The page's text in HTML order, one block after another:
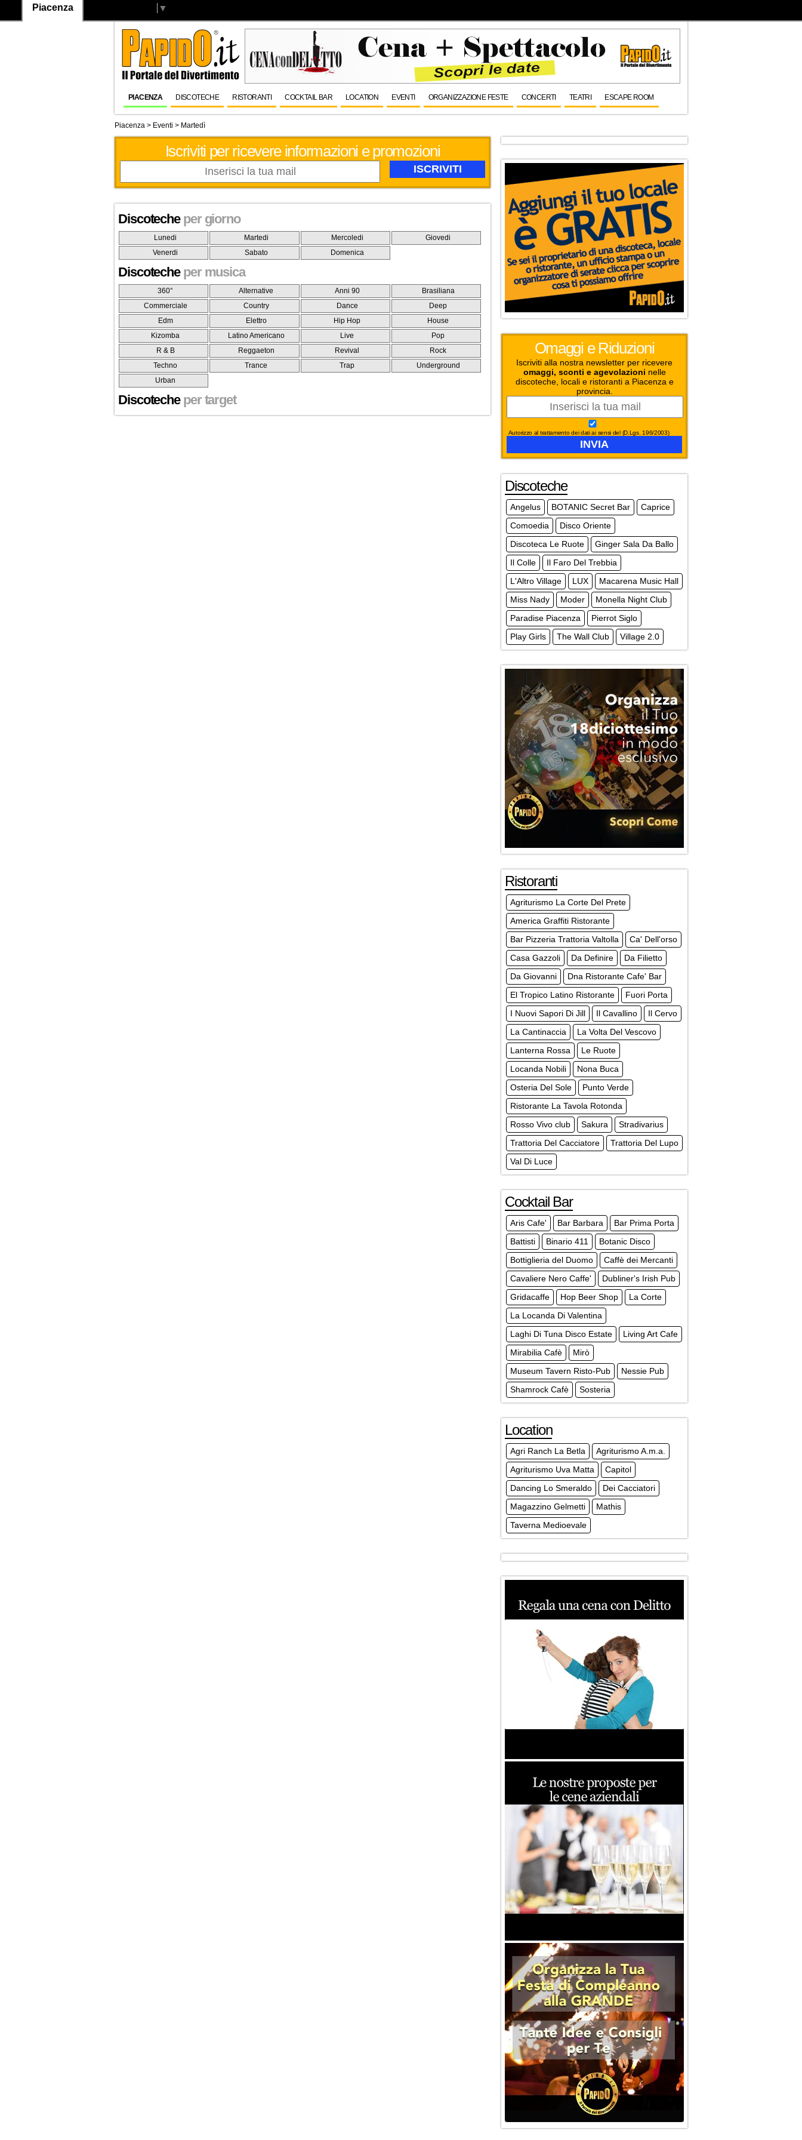
Piacenza ▼
PIACENZA DISCOTECHE RISTORANTI COCKTAIL BAR LOCATION EVENTI ORGANIZZAZIONE FESTE CONCERTI TEATRI ESCAPE ROOM
Piacenza > Eventi > Martedì
Iscriviti per ricevere informazioni e promozioni
Discoteche per giorno
Lunedi Martedi Mercoledi
Giovedi
Venerdi
Sabato Domenica
Discoteche per musica
360° Alternative Anni 90
Brasiliana
Commerciale
Country Dance
Deep
Edm
Elettro Hip Hop
House
Kizomba
Latino Americano Live
Pop
R & B
Reggaeton Revival
Rock
Techno
Trance Trap
Underground
Urban
Discoteche per target
Omaggi e Riduzioni
Iscriviti alla nostra newsletter per ricevere
omaggi, sconti e agevolazioni nelle
discoteche, locali e ristoranti a Piacenza e
provincia.
Autorizzo al trattamento dei dati ai sensi del (D.Lgs. 196/2003)
Discoteche
Angelus BOTANIC Secret Bar
Caprice
Comoedia
Disco Oriente
Discoteca Le Ruote
Ginger Sala Da Ballo
Il Colle
Il Faro Del Trebbia
L'Altro Village
LUX
Macarena Music Hall
Miss Nady
Moder
Monella Night Club
Paradise Piacenza
Pierrot Siglo
Play Girls
The Wall Club Village 2.0
Ristoranti
Agriturismo La Corte Del Prete
America Graffiti Ristorante
Bar Pizzeria Trattoria Valtolla
Ca' Dell'orso
Casa Gazzoli
Da Definire
Da Filietto
Da Giovanni
Dna Ristorante Cafe' Bar
El Tropico Latino Ristorante
Fuori Porta
I Nuovi Sapori Di Jill
Il Cavallino
Il Cervo
La Cantinaccia
La Volta Del Vescovo
Lanterna Rossa
Le Ruote
Locanda Nobili
Nona Buca
Osteria Del Sole
Punto Verde
Ristorante La Tavola Rotonda
Rosso Vivo club
Sakura
Stradivarius
Trattoria Del Cacciatore
Trattoria Del Lupo
Val Di Luce
Cocktail Bar
Aris Cafe' Bar Barbara
Bar Prima Porta
Battisti
Binario 411
Botanic Disco
Bottiglieria del Duomo
Caffè dei Mercanti
Cavaliere Nero Caffe'
Dubliner's Irish Pub
Gridacaffe
Hop Beer Shop
La Corte
La Locanda Di Valentina
Laghi Di Tuna Disco Estate
Living Art Cafe
Mirabilia Cafè
Mirò
Museum Tavern Risto-Pub
Nessie Pub
Shamrock Cafè
Sosteria
Location
Agri Ranch La Betla
Agriturismo A.m.a.
Agriturismo Uva Matta
Capitol
Dancing Lo Smeraldo
Dei Cacciatori
Magazzino Gelmetti
Mathis
Taverna Medioevale